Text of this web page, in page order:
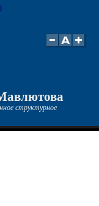
структурное